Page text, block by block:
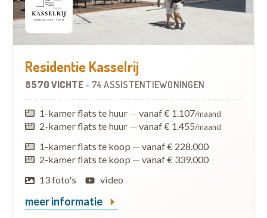
Residentie Kasselrij
8570 VICHTE - 74 ASSISTENTIEWONINGEN
1-kamer flats te huur — vanaf € 1.107/maand
2-kamer flats te huur — vanaf € 1.455/maand
1-kamer flats te koop — vanaf € 228.000
2-kamer flats te koop — vanaf € 339.000
13 foto's
video
meer informatie